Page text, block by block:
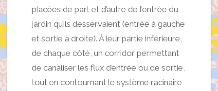
placées de part et d’autre de l’entrée du
jardin qu’ils desservaient (entrée à gauche
et sortie à droite). À leur partie inférieure,
de chaque côté, un corridor permettant
de canaliser les flux d’entrée ou de sortie,
tout en contournant le système racinaire